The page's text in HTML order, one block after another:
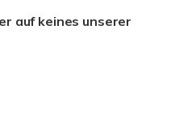
auf keines unserer